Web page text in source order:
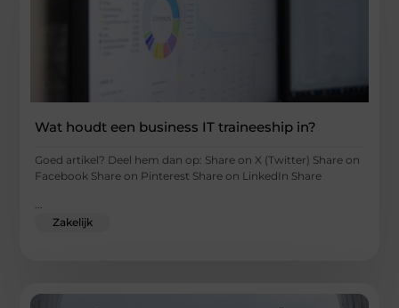
Wat houdt een business IT traineeship in?
Goed artikel? Deel hem dan op: Share on X (Twitter) Share on
Facebook Share on Pinterest Share on LinkedIn Share
...
Zakelijk